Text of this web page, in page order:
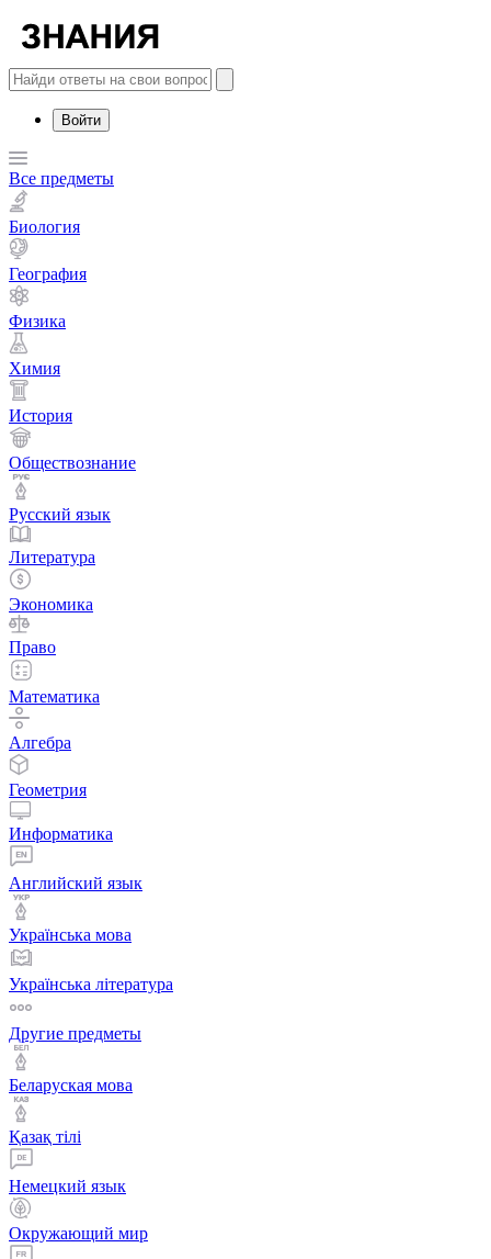
Войти
Все предметы
Биология
География
Физика
Химия
История
Обществознание
Русский язык
Литература
Экономика
Право
Математика
Алгебра
Геометрия
Информатика
Английский язык
Українська мова
Українська література
Другие предметы
Беларуская мова
Қазақ тiлi
Немецкий язык
Окружающий мир